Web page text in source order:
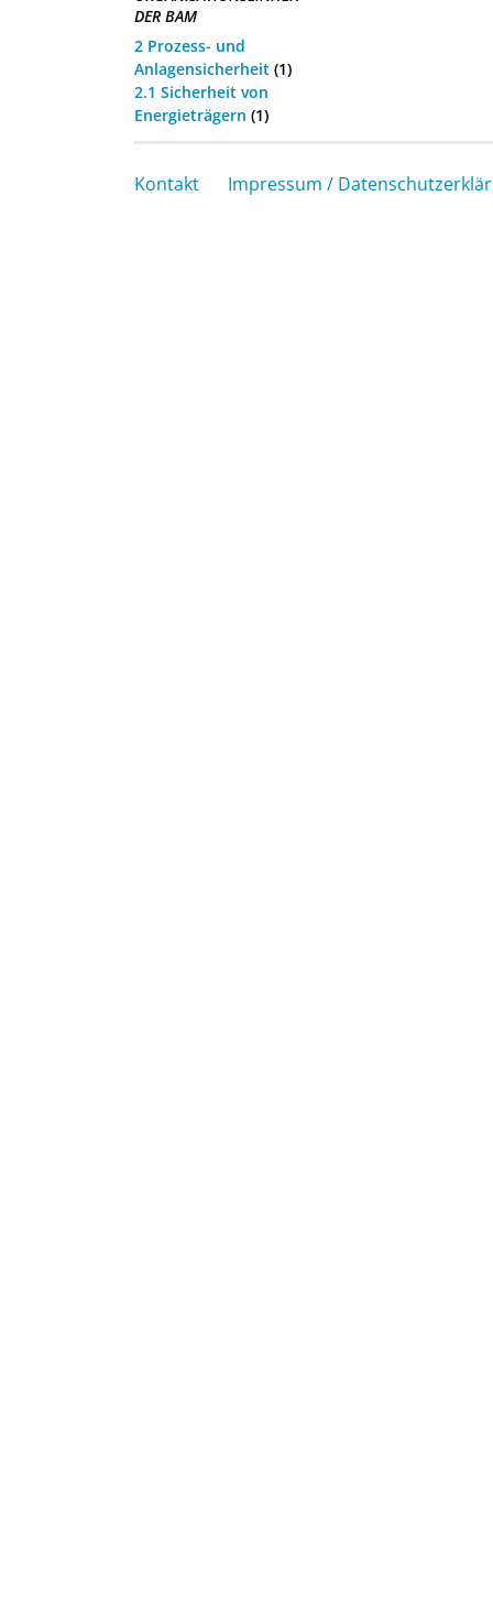
DER BAM
2 Prozess- und
Anlagensicherheit (1)
2.1 Sicherheit von
Energieträgern (1)
Kontakt Impressum /